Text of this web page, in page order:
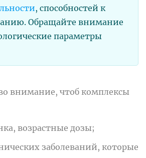
, способностей к
Обращайте внимание
параметры
внимание, чтоб комплексы
возрастные дозы;
заболеваний, которые